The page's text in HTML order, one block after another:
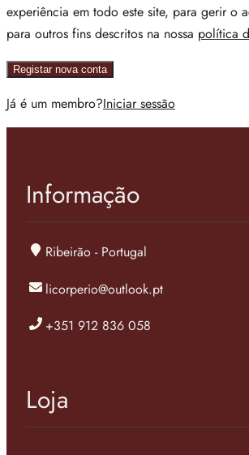
experiência em todo este site, para gerir o
para outros fins descritos na nossa política
Registar nova conta
Já é um membro?Iniciar sessão
Informação
Ribeirão - Portugal
licorperio@outlook.pt
+351 912 836 058
Loja